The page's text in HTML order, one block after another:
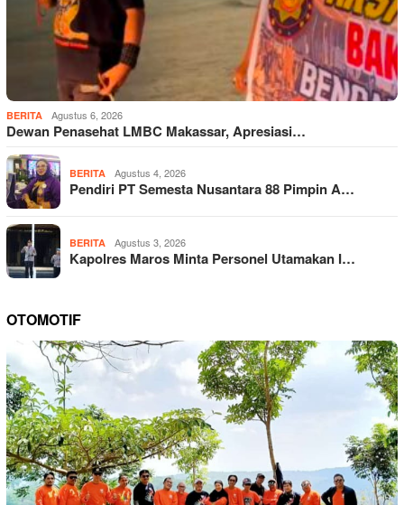
BERITA Agustus 6, 2026
Dewan Penasehat LMBC Makassar, Apresiasi…
BERITA Agustus 4, 2026
Pendiri PT Semesta Nusantara 88 Pimpin A…
BERITA Agustus 3, 2026
Kapolres Maros Minta Personel Utamakan I…
OTOMOTIF